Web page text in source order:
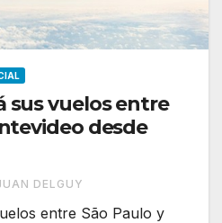
sus vuelos entre
desde
DELGUY
entre São Paulo y